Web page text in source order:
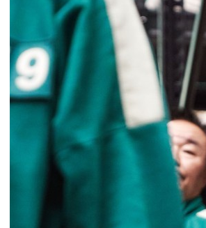
کریستن بل می دانست که “فروزن 2” موفق
بود.